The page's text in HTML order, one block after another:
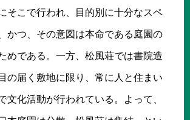
そこで行われ、目的別に十分なスペ
かつ、その意図は本命である庭園の
めである。一方、松風荘では書院造
の届く敷地に限り、常に人と住まい
文化活動が行われている。よって、